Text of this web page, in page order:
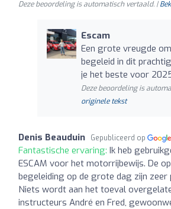
Deze beoordeling is automatisch vertaald. |
Escam
Een grote vreugde
begeleid in dit
je het beste voor
Deze beoordeling is
originele tekst
Denis Beauduin Gepubliceerd op
Fantastische ervaring: Ik heb
ESCAM voor het motorrijbewijs. De
begeleiding op de grote dag zijn zeer
Niets wordt aan het toeval
instructeurs André en Fred,